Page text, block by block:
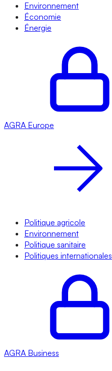
Environnement
Économie
Énergie
AGRA Europe
Politique agricole
Environnement
Politique sanitaire
Politiques internationales
AGRA Business